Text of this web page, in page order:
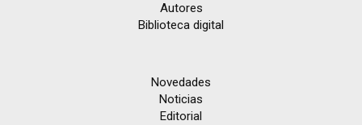
Autores
Biblioteca digital
Novedades
Noticias
Editorial